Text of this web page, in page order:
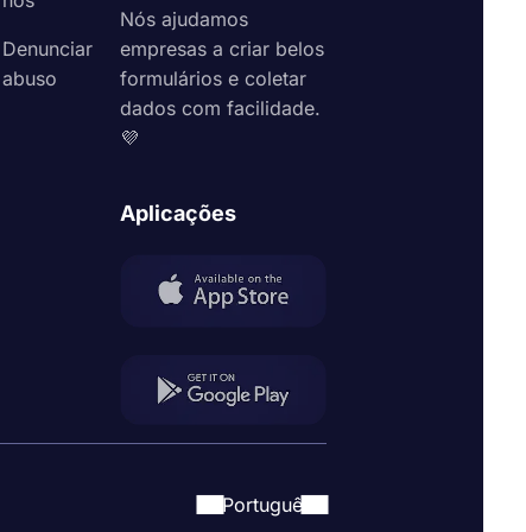
Denunciar
abuso
Nós ajudamos
empresas a criar belos
formulários e coletar
dados com facilidade.
💜
Aplicações
Portuguê